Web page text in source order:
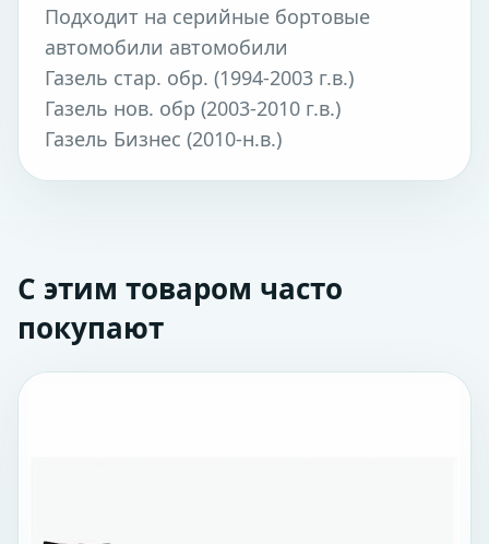
Подходит на серийные бортовые
автомобили автомобили
Газель стар. обр. (1994-2003 г.в.)
Газель нов. обр (2003-2010 г.в.)
Газель Бизнес (2010-н.в.)
С этим товаром часто
покупают